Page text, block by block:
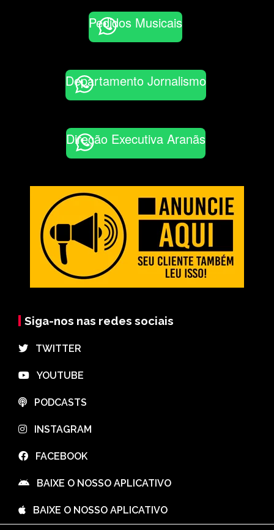
Pedidos Musicais
Departamento Jornalismo
Direção Executiva Aranãs
Siga-nos nas redes sociais
⠀TWITTER
⠀YOUTUBE
⠀PODCASTS
⠀INSTAGRAM
⠀FACEBOOK
⠀BAIXE O NOSSO APLICATIVO
⠀BAIXE O NOSSO APLICATIVO